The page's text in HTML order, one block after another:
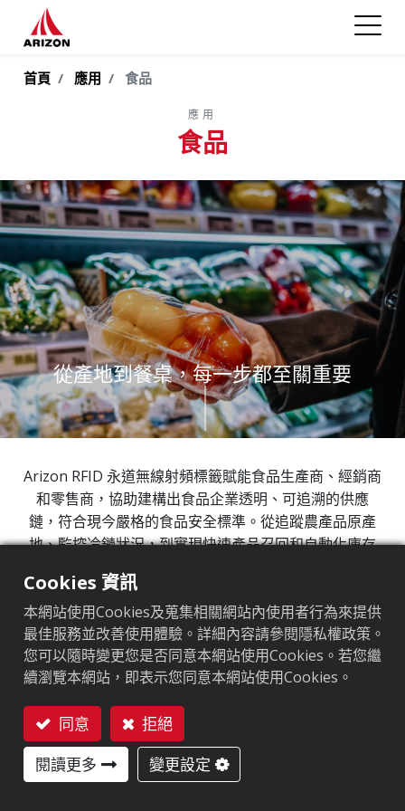
首頁 應用 食品
應用
食品
從產地到餐桌，每一步都至關重要
Arizon RFID 永道無線射頻標籤賦能食品生產商、經銷商
和零售商，協助建構出食品企業透明、可追溯的供應
鏈，符合現今嚴格的食品安全標準。從追蹤農產品原產
地、監控冷鏈狀況，到實現快速產品召回和自動化庫存
Arizon RFID永道無線射頻標籤為您提供所需的即時數據
和控制力，確保在供應鏈的每個環節中，都能保護產品
品質、減少浪費，並有效建立消費者信任。
73%
食物損耗與供應鏈相關
Cookies 資訊
本網站使用Cookies及蒐集相關網站內使用者行為來提供
最佳服務並改善使用體驗。詳細內容請參閱隱私權政策。
您可以隨時變更您是否同意本網站使用Cookies。若您繼
續瀏覽本網站，即表示您同意本網站使用Cookies。
同意
拒絕
閱讀更多
變更設定